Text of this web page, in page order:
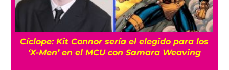
Cíclope: Kit Connor sería el elegido para los
‘X-Men’ en el MCU con Samara Weaving